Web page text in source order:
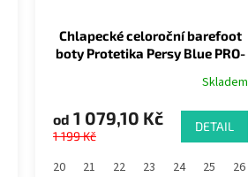
28 29 30 31 32 33 34
Chlapecké celoroční barefoot
boty Protetika Persy Blue PRO-
Skladem
od 1 079,10 Kč
1 199 Kč
DETAIL
20 21 22 23 24 25 26